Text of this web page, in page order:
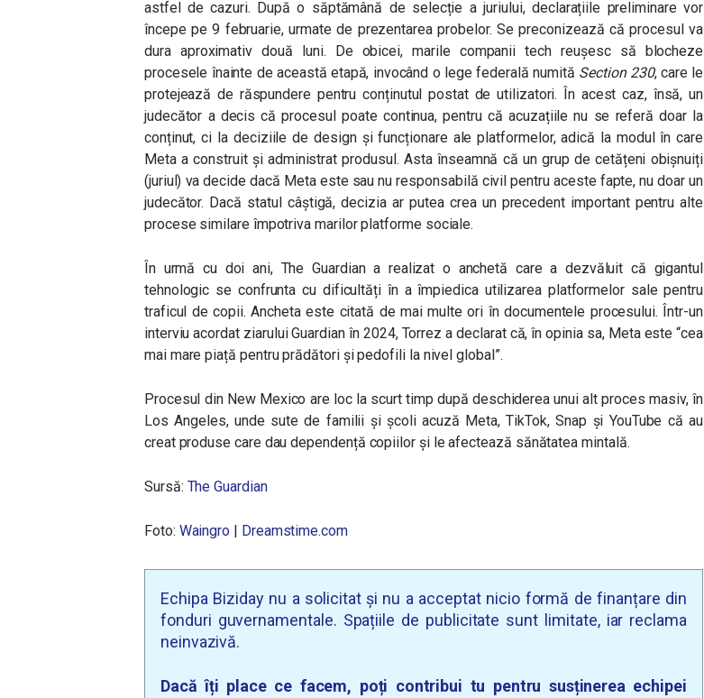
astfel de cazuri. După o săptămână de selecție a juriului, declarațiile preliminare vor
începe pe 9 februarie, urmate de prezentarea probelor. Se preconizează că procesul va
dura aproximativ două luni. De obicei, marile companii tech reușesc să blocheze
procesele înainte de această etapă, invocând o lege federală numită Section 230, care le
protejează de răspundere pentru conținutul postat de utilizatori. În acest caz, însă, un
judecător a decis că procesul poate continua, pentru că acuzațiile nu se referă doar la
conținut, ci la deciziile de design și funcționare ale platformelor, adică la modul în care
Meta a construit și administrat produsul. Asta înseamnă că un grup de cetățeni obișnuiți
(juriul) va decide dacă Meta este sau nu responsabilă civil pentru aceste fapte, nu doar un
judecător. Dacă statul câștigă, decizia ar putea crea un precedent important pentru alte
procese similare împotriva marilor platforme sociale.
În urmă cu doi ani, The Guardian a realizat o anchetă care a dezvăluit că gigantul
tehnologic se confrunta cu dificultăți în a împiedica utilizarea platformelor sale pentru
traficul de copii. Ancheta este citată de mai multe ori în documentele procesului. Într-un
interviu acordat ziarului Guardian în 2024, Torrez a declarat că, în opinia sa, Meta este “cea
mai mare piață pentru prădători și pedofili la nivel global”.
Procesul din New Mexico are loc la scurt timp după deschiderea unui alt proces masiv, în
Los Angeles, unde sute de familii și școli acuză Meta, TikTok, Snap și YouTube că au
creat produse care dau dependență copiilor și le afectează sănătatea mintală.
Sursă: The Guardian
Foto: Waingro | Dreamstime.com
Echipa Biziday nu a solicitat și nu a acceptat nicio formă de finanțare din
fonduri guvernamentale. Spațiile de publicitate sunt limitate, iar reclama
neinvazivă.
Dacă îți place ce facem, poți contribui tu pentru susținerea echipei